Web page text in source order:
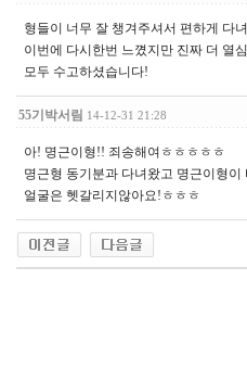
형들이 너무 잘 챙겨주셔서 편하게 다
이번에 다시한번 느꼈지만 진짜 더 열
모두 수고하셨습니다!
55기박서림 14-12-31 21:28
아! 명근이형!! 죄송해여ㅎㅎㅎㅎㅎ
명근형 동기분과 다녀왔고 명근이형이
얼굴은 헷갈리지않아요!ㅎㅎㅎ